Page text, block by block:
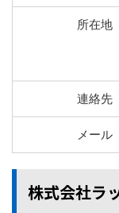
所在地
連絡先
メール
株式会社ラ